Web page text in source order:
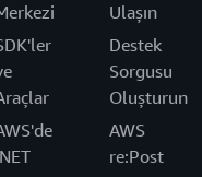
Ulaşın
Destek
Sorgusu
Oluşturun
AWS
re:Post